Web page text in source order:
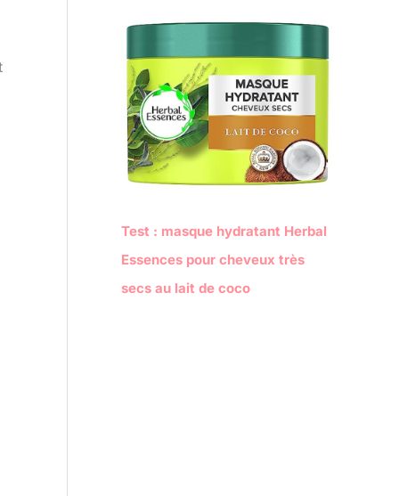
Test : masque hydratant Herbal
Essences pour cheveux très
secs au lait de coco